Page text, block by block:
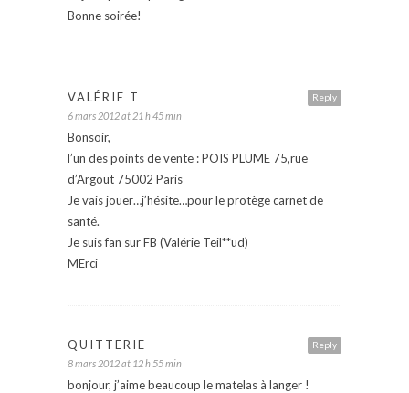
Bonne soirée!
Reply
VALÉRIE T
6 mars 2012 at 21 h 45 min
Bonsoir,
l’un des points de vente : POIS PLUME 75,rue
d’Argout 75002 Paris
Je vais jouer…j’hésite…pour le protège carnet de
santé.
Je suis fan sur FB (Valérie Teil**ud)
MErci
Reply
QUITTERIE
8 mars 2012 at 12 h 55 min
bonjour, j’aime beaucoup le matelas à langer !